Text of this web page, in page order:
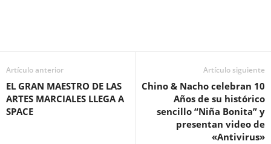
Artículo anterior
EL GRAN MAESTRO DE LAS
ARTES MARCIALES LLEGA A
SPACE
Artículo siguiente
Chino & Nacho celebran 10
Años de su histórico
sencillo “Niña Bonita” y
presentan video de
«Antivirus»